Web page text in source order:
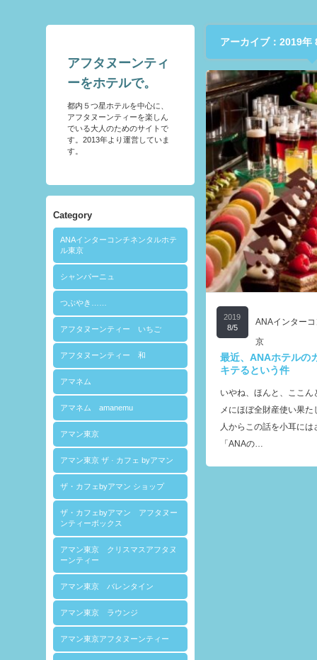
アフタヌーンティ
ーをホテルで。
都内５つ星ホテルを中心に、
アフタヌーンティーを楽しん
でいる大人のためのサイトで
す。2013年より運営していま
す。
Category
ANAインターコンチネンタルホテ
ル東京
シャンパーニュ
つぶやき……
アフタヌーンティー いちご
アフタヌーンティー 和
アマネム
アマネム amanemu
アマン東京
アマン東京 ザ · カフェ byアマン
ザ・カフェbyアマン ショップ
ザ・カフェbyアマン アフタヌー
ンティーボックス
アマン東京 クリスマスアフタヌ
ーンティー
アマン東京 バレンタイン
アマン東京 ラウンジ
アマン東京アフタヌーンティー
アーカイブ：2019年
2019
8/5
ANAインター
京
最近、ANAホテルの
キテるという件
いやね、ほんと、ここ
メにほぼ全財産使い果
人からこの話を小耳に
「ANAの…